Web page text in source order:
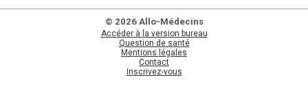
© 2026 Allo-Médecins
Accéder à la version bureau
Question de santé
Mentions légales
Contact
Inscrivez-vous